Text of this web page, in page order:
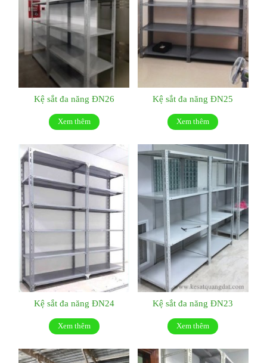
Kệ sắt đa năng ĐN26
Xem thêm
Kệ sắt đa năng ĐN25
Xem thêm
Kệ sắt đa năng ĐN24
Xem thêm
Kệ sắt đa năng ĐN23
Xem thêm